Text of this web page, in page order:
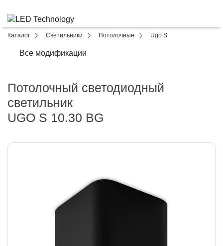
Каталог Светильники Потолочные Ugo S
Все модификации
Потолочный светодиодный
светильник
UGO S 10.30 BG